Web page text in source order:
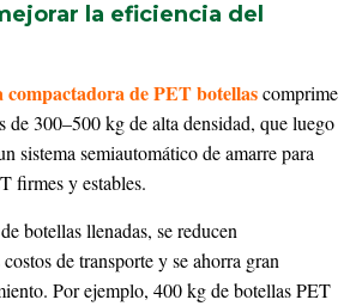
la eficiencia del
compactadora de PET botellascomprime
de 300–500 kg de alta densidad, que luego
sistema semiautomático de amarre para
firmes y estables.
botellas llenadas, se reducen
de transporte y se ahorra gran
Por ejemplo, 400 kg de botellas PET